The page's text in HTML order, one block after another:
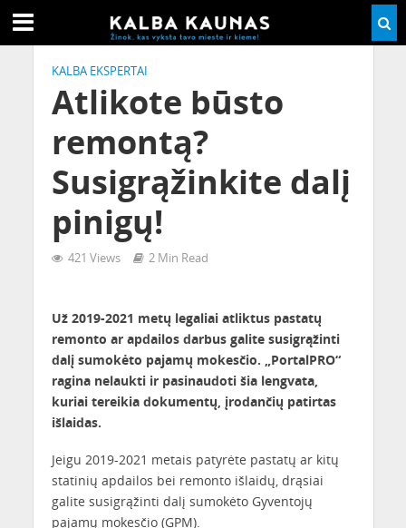
KALBA EKSPERTAI
Atlikote būsto
remontą?
Susigrąžinkite dalį
pinigų!
421 Views 2 Min Read
Už 2019-2021 metų legaliai atliktus pastatų
remonto ar apdailos darbus galite susigrąžinti
dalį sumokėto pajamų mokesčio. „PortalPRO“
ragina nelaukti ir pasinaudoti šia lengvata,
kuriai tereikia dokumentų, įrodančių patirtas
išlaidas.
Jeigu 2019-2021 metais patyrėte pastatų ar kitų
statinių apdailos bei remonto išlaidų, drąsiai
galite susigrąžinti dalį sumokėto Gyventojų
pajamų mokesčio (GPM).